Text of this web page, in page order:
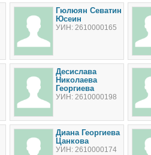
Гюлюян Севатин
Юсеин
УИН: 2610000165
Десислава
Николаева
Георгиева
УИН: 2610000198
Диана Георгиева
Цанкова
УИН: 2610000174